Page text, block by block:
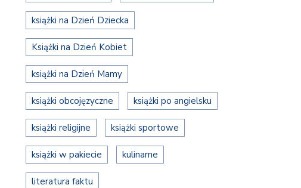
książki na Dzień Dziecka
Książki na Dzień Kobiet
książki na Dzień Mamy
książki obcojęzyczne książki po angielsku
książki religijne książki sportowe
książki w pakiecie kulinarne
literatura faktu